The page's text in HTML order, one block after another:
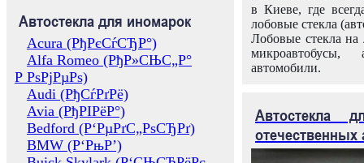
Автостекла для иномарок
Acura (РђРєСѓСЂР°)
Alfa Romeo (РђР»СЊС„Р°
Р РѕРјРµРѕ)
Audi (РђСѓРґРё)
Avia (РђРІРёР°)
Bedford (Р‘РµРґС„РѕСЂРґ)
BMW (Р‘РњР’)
в Киеве, где
лобовые стекла
Лобовые стекла на
микроавтобусы,
автомобили.
Автостекла
отечественных